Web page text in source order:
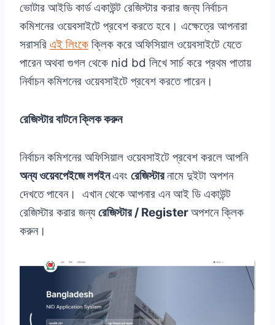
ভোটার আইডি কার্ড একাউন্ট রেজিস্টার করার জন্য নির্বাচন
কমিশনের ওয়েবসাইটে প্রবেশ করতে হবে। এক্ষেত্রে আপনারা
সরাসরি এই লিংকে ক্লিক করে অফিসিয়াল ওয়েবসাইটে যেতে
পারেন অথবা গুগল থেকে nid bd লিখে সার্চ করে প্রথম পাতায়
নির্বাচন কমিশনের ওয়েবসাইটে প্রবেশ করতে পারেন।
রেজিস্টার বাটনে ক্লিক করুন
নির্বাচন কমিশনের অফিসিয়াল ওয়েবসাইটে প্রবেশ করলে আপনি
অন্য ওয়েবপেইজে লগইনএবং রেজিস্টারনামে দুইটা অপশন
দেখতে পাবেন। এখান থেকে আপনার এন আই ডি একাউন্ট
রেজিস্টার করার জন্যরেজিস্টার / Registerঅপশনে ক্লিক
করুন।